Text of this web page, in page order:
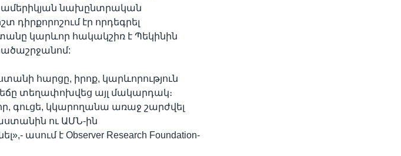
ամերիկյան նախընտրական
էր որդեգրել
կարևոր հակակշիռ է Պեկինին
հարցը, իրոք, կարևորություն
տեղափոխվեց այլ մակարդակ։
գուցե, կկարողանա առաջ շարժվել
ու ԱՄՆ-ին
ասում է Observer Research Foundation-